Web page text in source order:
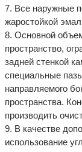
7. Все наружные
жаростойкой
8. Основной
пространство,
задней стенкой
специальные
направляемого
пространства.
производить
9. В качестве
использование